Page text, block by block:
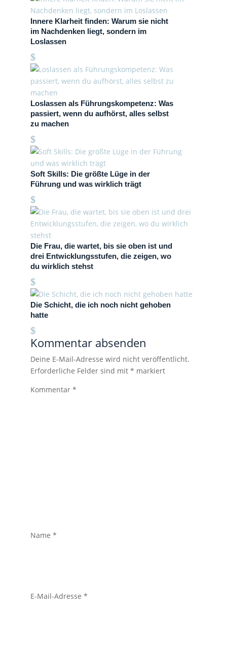
Innere Klarheit finden: Warum sie nicht
im Nachdenken liegt, sondern im
Loslassen
Loslassen als Führungskompetenz: Was
passiert, wenn du aufhörst, alles selbst
zu machen
Soft Skills: Die größte Lüge in der
Führung und was wirklich trägt
Die Frau, die wartet, bis sie oben ist und
drei Entwicklungsstufen, die zeigen, wo
du wirklich stehst
Die Schicht, die ich noch nicht gehoben
hatte
Kommentar absenden
Deine E-Mail-Adresse wird nicht veröffentlicht.
Erforderliche Felder sind mit * markiert
Kommentar *
Name *
E-Mail-Adresse *